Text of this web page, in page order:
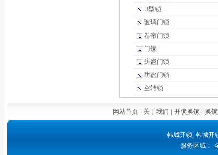
U型锁
玻璃门锁
卷帘门锁
门锁
防盗门锁
防盗门锁
空转锁
网站首页 | 关于我们 | 开锁换锁 | 换
韩城开锁_韩城开
服务区域：